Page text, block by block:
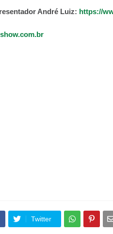
André Luiz: https://
Twitter